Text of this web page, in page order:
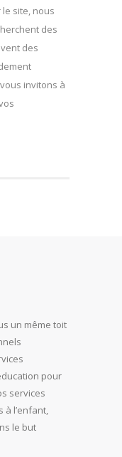
le site, nous
des
des
invitons à
un même toit
pour
services
à l’enfant,
le but